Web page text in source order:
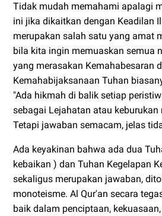
Tidak mudah memahami apalagi
ini jika dikaitkan dengan Keadilan
merupakan salah satu yang amat
bila kita ingin memuaskan semua
yang merasakan Kemahabesaran
Kemahabijaksanaan Tuhan
"Ada hikmah di balik setiap
sebagai Lejahatan atau keburukan
Tetapi jawaban semacam, jelas
Ada keyakinan bahwa ada dua
kebaikan ) dan Tuhan Kegelapan
sekaligus merupakan jawaban,
monoteisme. Al Qur'an secara
baik dalam penciptaan,